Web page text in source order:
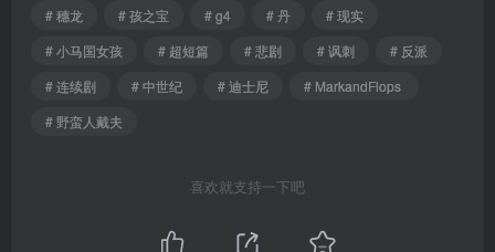
# 穗龙
# 孩之宝 # g4 # 丹
# 现实
# 小马国女孩
# 超短篇 # 悲剧 # 讽刺
# 反派
# 连续剧
# 中世纪 # 迪士尼
# MarkandFlops
# 野蛮人戴夫
喜欢就支持一下吧